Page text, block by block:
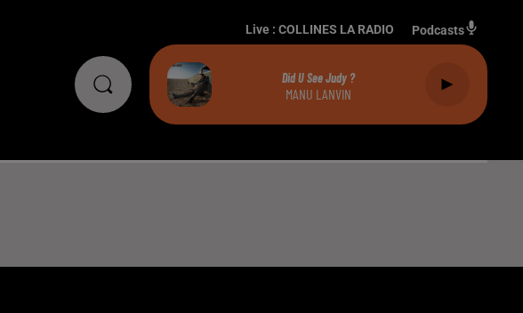
Live : COLLINES LA RADIO Podcasts
Did U See Judy ?
MANU LANVIN